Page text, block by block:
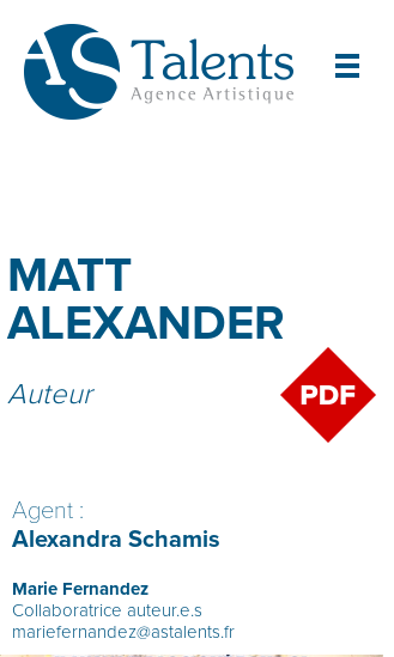
MATT
ALEXANDER
Auteur
Agent :
Alexandra Schamis
Marie Fernandez
Collaboratrice auteur.e.s
mariefernandez@astalents.fr